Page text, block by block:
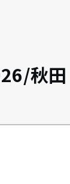
秋田